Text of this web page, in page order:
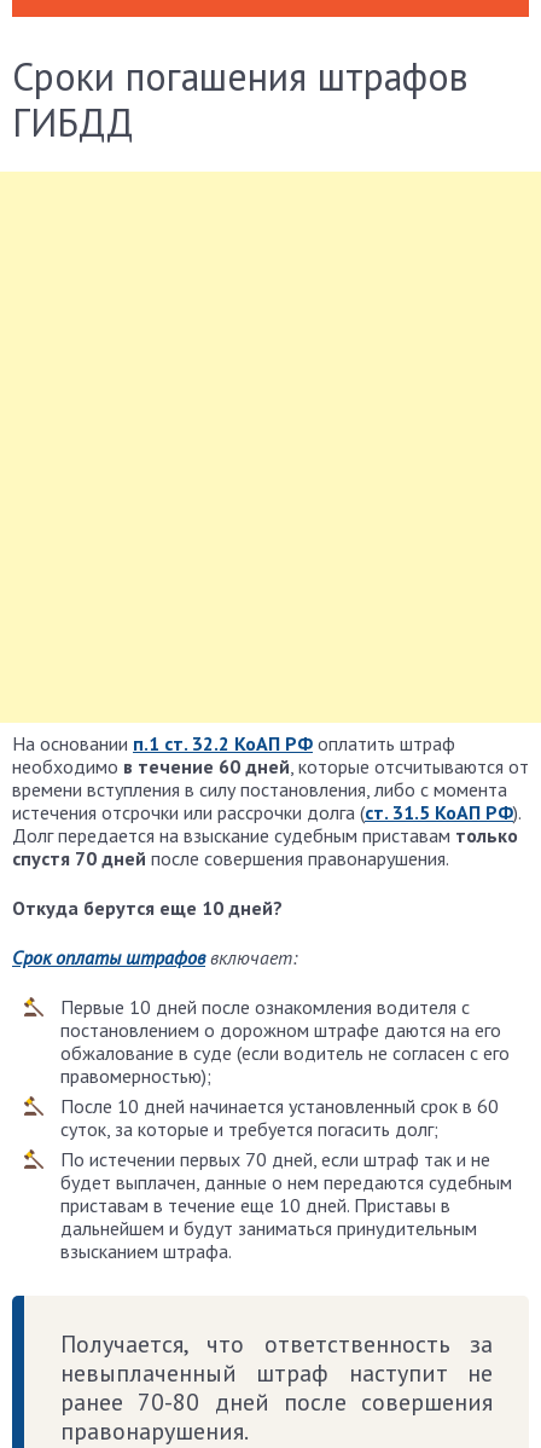
Сроки погашения штрафов
ГИБДД
На основании п.1 ст. 32.2 КоАП РФ оплатить штраф
необходимо в течение 60 дней, которые отсчитываются от
времени вступления в силу постановления, либо с момента
истечения отсрочки или рассрочки долга (ст. 31.5 КоАП РФ).
Долг передается на взыскание судебным приставам только
спустя 70 дней после совершения правонарушения.
Откуда берутся еще 10 дней?
Срок оплаты штрафоввключает:
Первые 10 дней после ознакомления водителя с
постановлением о дорожном штрафе даются на его
обжалование в суде (если водитель не согласен с его
правомерностью);
После 10 дней начинается установленный срок в 60
суток, за которые и требуется погасить долг;
По истечении первых 70 дней, если штраф так и не
будет выплачен, данные о нем передаются судебным
приставам в течение еще 10 дней. Приставы в
дальнейшем и будут заниматься принудительным
взысканием штрафа.
Получается, что ответственность за
невыплаченный штраф наступит не
ранее 70-80 дней после совершения
правонарушения.